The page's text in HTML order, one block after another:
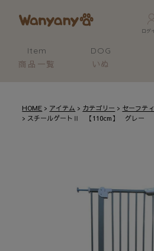
Item
商品一覧
DOG
いぬ
HOME アイテム カテゴリー セーフティ
スチールゲートⅡ 【110cm】 グレー